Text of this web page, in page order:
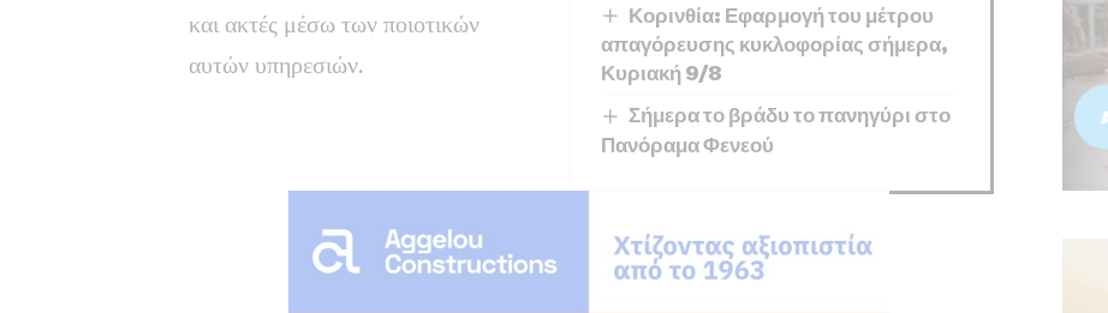
Κορινθία: Εφαρμογή του μέτρου
απαγόρευσης κυκλοφορίας σήμερα,
Κυριακή 9/8
Σήμερα το βράδυ το πανηγύρι στο
Πανόραμα Φενεού
και ακτές μέσω των ποιοτικών
αυτών υπηρεσιών.